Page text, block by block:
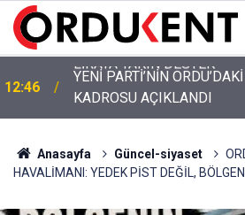
12:46
YENİ PARTİ’NİN
KADROSU AÇIKLANDI
Anasayfa Güncel-siyaset
HAVALİMANI: YEDEK PİST DEĞİL,